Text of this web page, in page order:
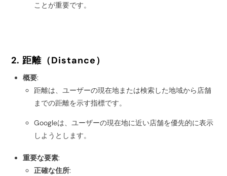
ことが重要です。
2. 距離（Distance）
概要:
距離は、ユーザーの現在地または検索した地域から店舗
までの距離を示す指標です。
Googleは、ユーザーの現在地に近い店舗を優先的に表示
しようとします。
重要な要素:
正確な住所: